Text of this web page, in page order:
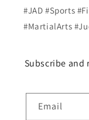
#JAD #Sports
#MartialArts
Subscribe and
Email